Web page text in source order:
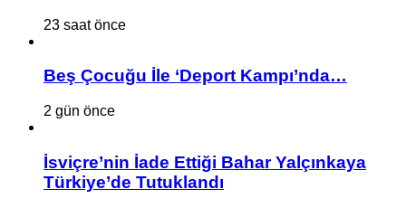
23 saat önce
Beş Çocuğu İle ‘Deport Kampı’nda…
2 gün önce
İsviçre’nin İade Ettiği Bahar Yalçınkaya
Türkiye’de Tutuklandı